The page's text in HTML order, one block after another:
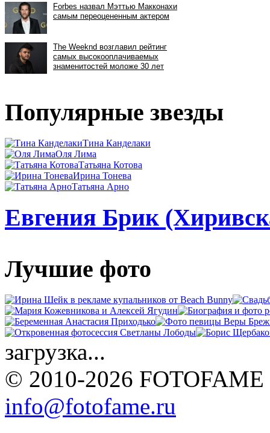
Популярные звезды
Тина Канделаки
Оля Лима
Татьяна Котова
Ирина Тонева
Татьяна Арно
Евгения Брик
Лучшие фото
загрузка...
© 2010-2026 FOTOFAME
info@fotofame.ru